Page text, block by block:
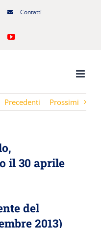
Contatti
YouTube
Precedenti Prossimi
il 30 aprile
del
2013)